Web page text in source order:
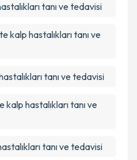
tanı ve tedavisi
kalp hastalıkları tanı ve
tanı ve tedavisi
kalp hastalıkları tanı ve
tanı ve tedavisi